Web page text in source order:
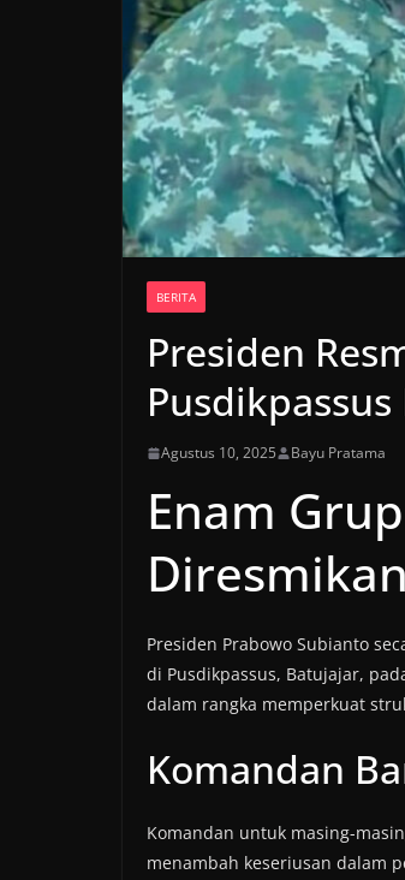
BERITA
Presiden
Agustus 10, 2025 Bayu Pratama
Enam
Presiden Prabowo Subianto
di Pusdikpassus, Batujajar,
dalam rangka memperkuat
Komandan
Komandan untuk masing-
menambah keseriusan dalam